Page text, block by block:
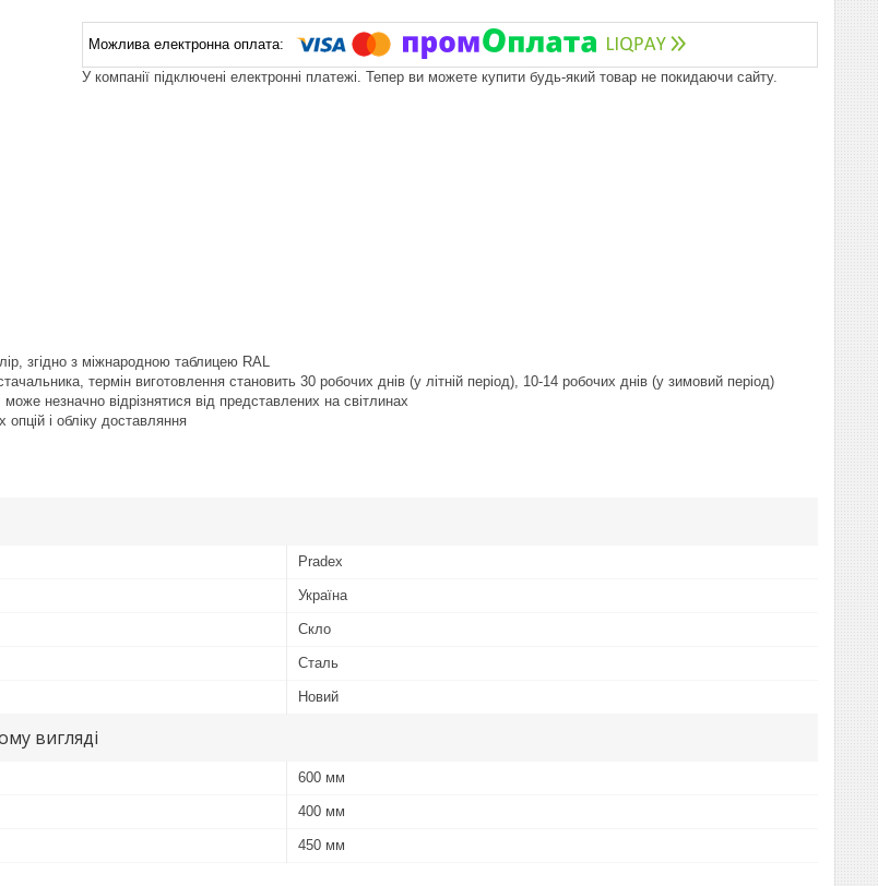
У компанії підключені електронні платежі. Тепер ви можете купити будь-який товар не покидаючи сайту.
згідно з міжнародною таблицею RAL
термін виготовлення становить 30 робочих днів (у літній період), 10-14 робочих днів (у зимовий період)
незначно відрізнятися від представлених на світлинах
і обліку доставляння
Pradex
Україна
Скло
Сталь
Новий
вигляді
600 мм
400 мм
450 мм